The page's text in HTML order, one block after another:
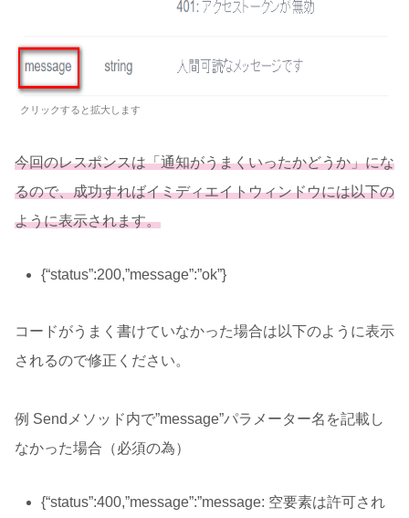
クリックすると拡大します
今回のレスポンスは「通知がうまくいったかどうか」にな
るので、成功すればイミディエイトウィンドウには以下の
ように表示されます。
{“status”:200,”message”:”ok”}
コードがうまく書けていなかった場合は以下のように表示
されるので修正ください。
例 Sendメソッド内で”message”パラメーター名を記載し
なかった場合（必須の為）
{“status”:400,”message”:”message: 空要素は許可され